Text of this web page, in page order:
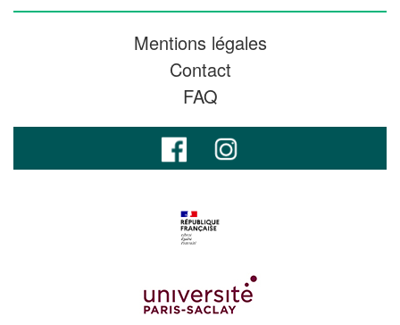
Mentions légales
Contact
FAQ